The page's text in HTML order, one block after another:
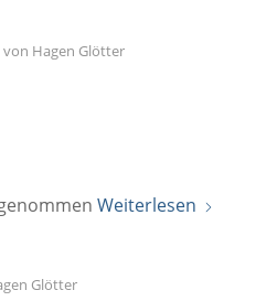
von Hagen Glötter
Weiterlesen
Glötter